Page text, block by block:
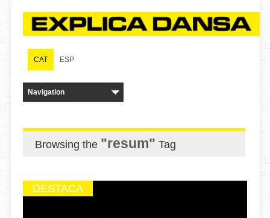
CAT ESP
Browsing the "resum" Tag
DESTACA